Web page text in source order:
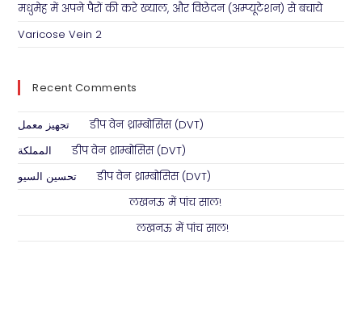
मधुमेह में अपने पैरों की करे ख्याल, और विछेदन (अम्प्यूटेशन) से बचाये
Varicose Vein 2
Recent Comments
تجهيز معمل onडीप वेन थ्राम्बोसिस (DVT)
المملكة onडीप वेन थ्राम्बोसिस (DVT)
تحسين السيو onडीप वेन थ्राम्बोसिस (DVT)
onलखनऊ में पांच साल!
onलखनऊ में पांच साल!